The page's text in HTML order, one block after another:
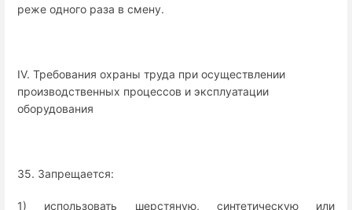
реже одного раза в смену.
IV. Требования охраны труда при осуществлении
производственных процессов и эксплуатации
оборудования
35. Запрещается:
1) использовать шерстяную, синтетическую или